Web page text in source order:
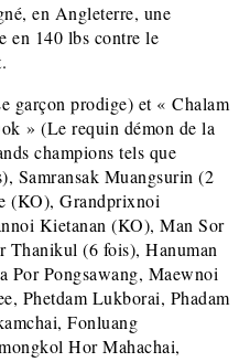
en Angleterre, une
en 140 lbs contre le
garçon prodige) et « Chalam
» (Le requin démon de la
champions tels que
Samransak Muangsurin (2
(KO), Grandprixnoi
Kietanan (KO), Man Sor
Thanikul (6 fois), Hanuman
Por Pongsawang, Maewnoi
Phetdam Lukborai, Phadam
Fonluang
Hor Mahachai,